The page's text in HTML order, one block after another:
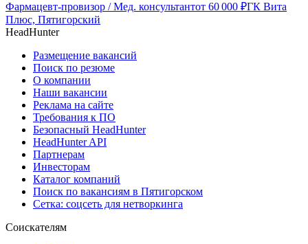
Фармацевт-провизор / Мед. консультантот 60 000 ₽ГК Вита
Плюс, Пятигорский
HeadHunter
Размещение вакансий
Поиск по резюме
О компании
Наши вакансии
Реклама на сайте
Требования к ПО
Безопасный HeadHunter
HeadHunter API
Партнерам
Инвесторам
Каталог компаний
Поиск по вакансиям в Пятигорском
Сетка: соцсеть для нетворкинга
Соискателям